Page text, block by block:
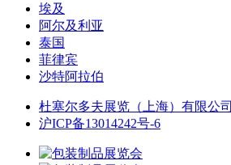
埃及
阿尔及利亚
泰国
菲律宾
沙特阿拉伯
杜塞尔多夫展览（上海）有限公司
沪ICP备13014242号-6